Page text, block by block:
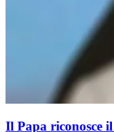
Il Papa riconosce